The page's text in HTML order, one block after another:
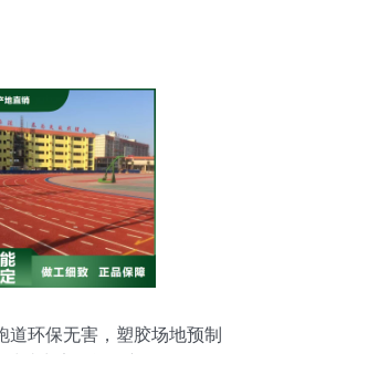
道环保无害，塑胶场地预制